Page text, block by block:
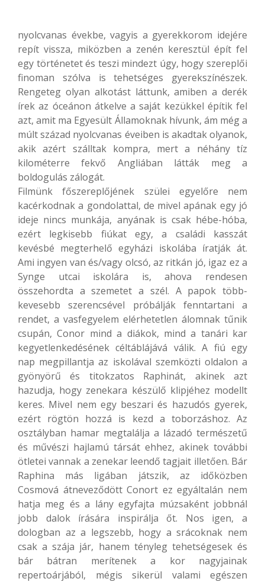
nyolcvanas évekbe, vagyis a gyerekkorom idejére
repít vissza, miközben a zenén keresztül épít fel
egy történetet és teszi mindezt úgy, hogy szereplői
finoman szólva is tehetséges gyerekszínészek.
Rengeteg olyan alkotást láttunk, amiben a derék
írek az óceánon átkelve a saját kezükkel építik fel
azt, amit ma Egyesült Államoknak hívunk, ám még a
múlt század nyolcvanas éveiben is akadtak olyanok,
akik azért szálltak kompra, mert a néhány tíz
kilométerre fekvő Angliában látták meg a
boldogulás zálogát.
Filmünk főszereplőjének szülei egyelőre nem
kacérkodnak a gondolattal, de mivel apának egy jó
ideje nincs munkája, anyának is csak hébe-hóba,
ezért legkisebb fiúkat egy, a családi kasszát
kevésbé megterhelő egyházi iskolába íratják át.
Ami ingyen van és/vagy olcsó, az ritkán jó, igaz ez a
Synge utcai iskolára is, ahova rendesen
összehordta a szemetet a szél. A papok több-
kevesebb szerencsével próbálják fenntartani a
rendet, a vasfegyelem elérhetetlen álomnak tűnik
csupán, Conor mind a diákok, mind a tanári kar
kegyetlenkedésének céltáblájává válik. A fiú egy
nap megpillantja az iskolával szemközti oldalon a
gyönyörű és titokzatos Raphinát, akinek azt
hazudja, hogy zenekara készülő klipjéhez modellt
keres. Mivel nem egy beszari és hazudós gyerek,
ezért rögtön hozzá is kezd a toborzáshoz. Az
osztályban hamar megtalálja a lázadó természetű
és művészi hajlamú társát ehhez, akinek további
ötletei vannak a zenekar leendő tagjait illetően. Bár
Raphina más ligában játszik, az időközben
Cosmová átneveződött Conort ez egyáltalán nem
hatja meg és a lány egyfajta múzsaként jobbnál
jobb dalok írására inspirálja őt. Nos igen, a
dologban az a legszebb, hogy a srácoknak nem
csak a szája jár, hanem tényleg tehetségesek és
bár bátran merítenek a kor nagyjainak
repertoárjából, mégis sikerül valami egészen